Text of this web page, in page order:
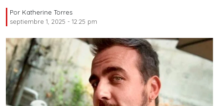
Por Katherine Torres
septiembre 1, 2025 - 12:25 pm